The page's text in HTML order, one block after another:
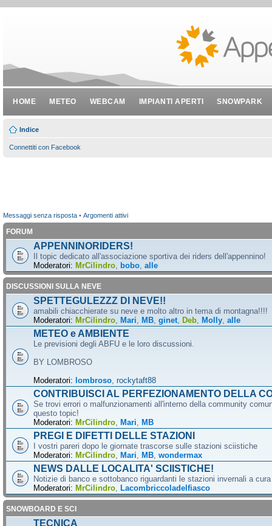
HOME METEO WEBCAM IMPIANTI APERTI SNOWPARK
Indice
Connettiti con Facebook
Messaggi senza risposta • Argomenti attivi
FORUM
APPENNINORIDERS!
Il topic dedicato all'associazione sportiva dei riders dell'appennino!
Moderatori: MrCilindro bobo alle
DISCUSSIONI SULLA NEVE
SPETTEGULEZZZ DI NEVE!!
amabili chiacchierate su neve e molto altro in tema di montagna!!!!
Moderatori: MrCilindro Mari MB ginet Deb Molly alle
METEO e AMBIENTE
Le previsioni degli ABFU e le loro discussioni.
BY LOMBROSO
Moderatori: lombroso rockytaft88
CONTRIBUISCI AL PERFEZIONAMENTO DELLA
Se trovi errori o malfunzionamenti all'interno della community
questo topic!
Moderatori: MrCilindro Mari MB
PREGI E DIFETTI DELLE STAZIONI
I vostri pareri dopo le giornate trascorse sulle stazioni sciistiche
Moderatori: MrCilindro Mari MB wondermax
NEWS DALLE LOCALITA' SCIISTICHE!
Notizie di banco e sottobanco riguardanti le stazioni invernali a
Moderatori: MrCilindro Lacombriccoladelfiasco
SNOWBOARD E SCI
TECNICA